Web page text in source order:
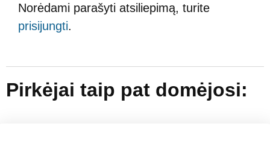
Norėdami parašyti atsiliepimą, turite
prisijungti.
Pirkėjai taip pat domėjosi: